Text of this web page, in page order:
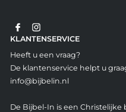
KLANTENSERVICE
Heeft u een vraag?
De klantenservice helpt u
info@bijbelin.nl
De Bijbel-In is een